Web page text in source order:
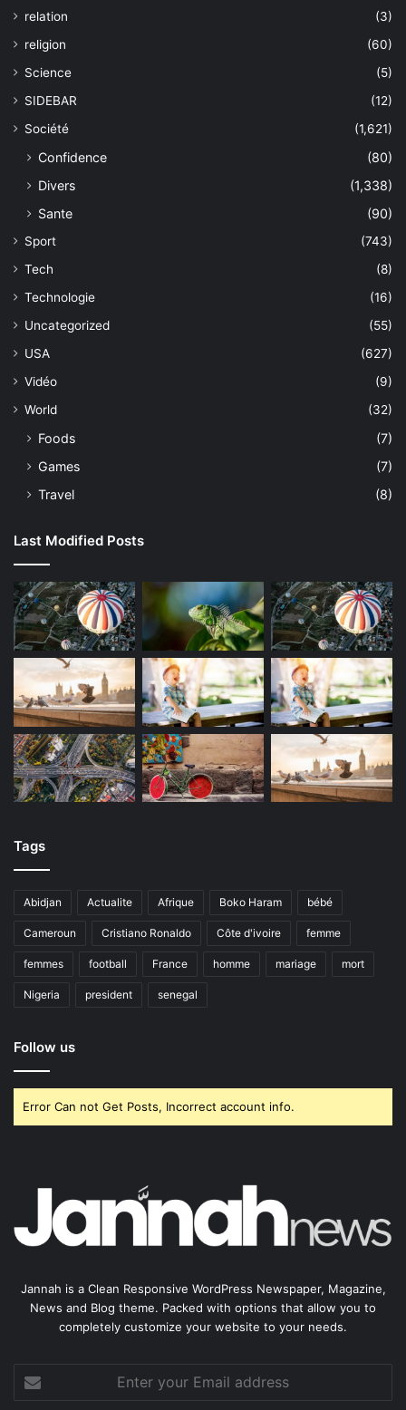
relation
(3)
religion
(60)
Science
(5)
SIDEBAR
(12)
Société
(1,621)
Confidence
(80)
Divers
(1,338)
Sante
(90)
Sport
(743)
Tech
(8)
Technologie
(16)
Uncategorized
(55)
USA
(627)
Vidéo
(9)
World
(32)
Foods
(7)
Games
(7)
Travel
(8)
Last Modified Posts
Tags
Abidjan Actualite Afrique Boko Haram bébé
Cameroun Cristiano Ronaldo Côte d'ivoire femme
femmes football France homme mariage mort
Nigeria president senegal
Follow us
Error Can not Get Posts, Incorrect account info.
Jannah is a Clean Responsive WordPress Newspaper, Magazine,
News and Blog theme. Packed with options that allow you to
completely customize your website to your needs.
your